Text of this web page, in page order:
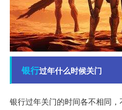
银行过年什么时候关门
银行过年关门的时间各不相同